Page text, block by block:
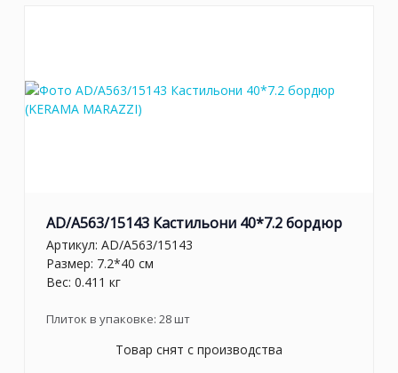
AD/A563/15143 Кастильони 40*7.2 бордюр
Артикул: AD/A563/15143
Размер: 7.2*40 см
Вес: 0.411 кг
Плиток в упаковке: 28шт
Товар снят с производства